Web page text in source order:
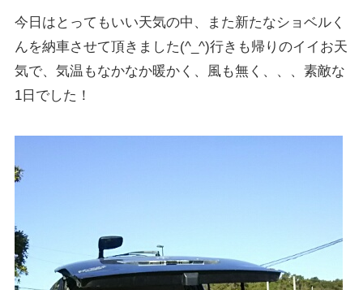
今日はとってもいい天気の中、また新たなショベルく
んを納車させて頂きました(^_^)行きも帰りのイイお天
気で、気温もなかなか暖かく、風も無く、、、素敵な
1日でした！